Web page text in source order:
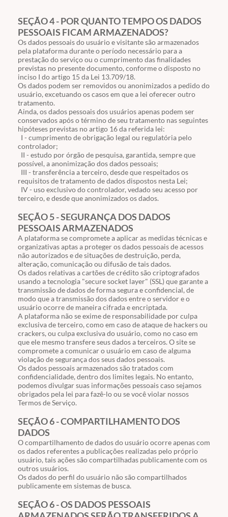
SEÇÃO 4 - POR QUANTO TEMPO OS DADOS
PESSOAIS FICAM ARMAZENADOS?
Os dados pessoais do usuário e visitante são armazenados
pela plataforma durante o período necessário para a
prestação do serviço ou o cumprimento das finalidades
previstas no presente documento, conforme o disposto no
inciso I do artigo 15 da Lei 13.709/18.
Os dados podem ser removidos ou anonimizados a pedido do
usuário, excetuando os casos em que a lei oferecer outro
tratamento.
Ainda, os dados pessoais dos usuários apenas podem ser
conservados após o término de seu tratamento nas seguintes
hipóteses previstas no artigo 16 da referida lei:
I - cumprimento de obrigação legal ou regulatória pelo
controlador;
II - estudo por órgão de pesquisa, garantida, sempre que
possível, a anonimização dos dados pessoais;
III - transferência a terceiro, desde que respeitados os
requisitos de tratamento de dados dispostos nesta Lei;
IV - uso exclusivo do controlador, vedado seu acesso por
terceiro, e desde que anonimizados os dados.
SEÇÃO 5 - SEGURANÇA DOS DADOS
PESSOAIS ARMAZENADOS
A plataforma se compromete a aplicar as medidas técnicas e
organizativas aptas a proteger os dados pessoais de acessos
não autorizados e de situações de destruição, perda,
alteração, comunicação ou difusão de tais dados.
Os dados relativas a cartões de crédito são criptografados
usando a tecnologia "secure socket layer" (SSL) que garante a
transmissão de dados de forma segura e confidencial, de
modo que a transmissão dos dados entre o servidor e o
usuário ocorre de maneira cifrada e encriptada.
A plataforma não se exime de responsabilidade por culpa
exclusiva de terceiro, como em caso de ataque de hackers ou
crackers, ou culpa exclusiva do usuário, como no caso em
que ele mesmo transfere seus dados a terceiros. O site se
compromete a comunicar o usuário em caso de alguma
violação de segurança dos seus dados pessoais.
Os dados pessoais armazenados são tratados com
confidencialidade, dentro dos limites legais. No entanto,
podemos divulgar suas informações pessoais caso sejamos
obrigados pela lei para fazê-lo ou se você violar nossos
Termos de Serviço.
SEÇÃO 6 - COMPARTILHAMENTO DOS
DADOS
O compartilhamento de dados do usuário ocorre apenas com
os dados referentes a publicações realizadas pelo próprio
usuário, tais ações são compartilhadas publicamente com os
outros usuários.
Os dados do perfil do usuário não são compartilhados
publicamente em sistemas de busca.
SEÇÃO 6 - OS DADOS PESSOAIS